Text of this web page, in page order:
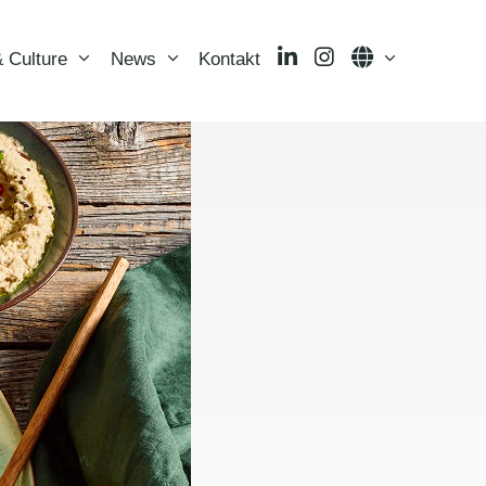
Culture News Kontakt LinkedInInstagramLanguage